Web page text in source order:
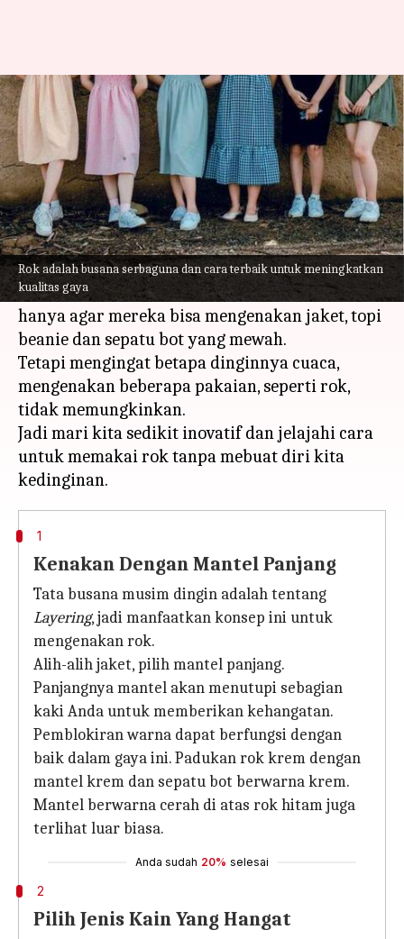
Rok adalah busana serbaguna dan cara terbaik untuk meningkatkan
kualitas gaya
5 Cara Memadukan Rok Di
Musim Dingin
menulis Handoko May 08, 2023 12:26 pm
Apa ceritanya
Musim dingin adalah musim yang tepat untuk
memamerkan isi lemari pakaian kita. Bahkan,
beberapa orang sangat menantikan musim ini
hanya agar mereka bisa mengenakan jaket, topi
beanie dan sepatu bot yang mewah.
Tetapi mengingat betapa dinginnya cuaca,
mengenakan beberapa pakaian, seperti rok,
tidak memungkinkan.
Jadi mari kita sedikit inovatif dan jelajahi cara
untuk memakai rok tanpa mebuat diri kita
1
Kenakan Dengan Mantel Panjang
Tata busana musim dingin adalah tentang
Layering, jadi manfaatkan konsep ini untuk
mengenakan rok.
Alih-alih jaket, pilih mantel panjang.
Panjangnya mantel akan menutupi sebagian
kaki Anda untuk memberikan kehangatan.
Pemblokiran warna dapat berfungsi dengan
baik dalam gaya ini. Padukan rok krem dengan
mantel krem dan sepatu bot berwarna krem.
Mantel berwarna cerah di atas rok hitam juga
terlihat luar biasa.
Anda sudah 20% selesai
2
Pilih Jenis Kain Yang Hangat